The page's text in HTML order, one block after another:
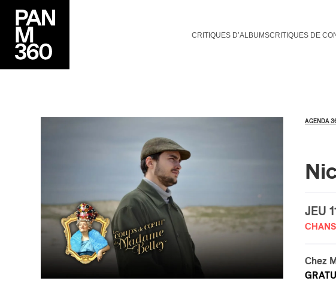
CRITIQUES D’ALBUMSCRITIQUES DE
AGENDA
JEU
Chez